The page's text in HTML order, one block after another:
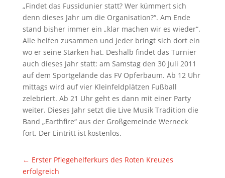
„Findet das Fussidunier statt? Wer kümmert sich
denn dieses Jahr um die Organisation?“. Am Ende
stand bisher immer ein „klar machen wir es wieder“.
Alle helfen zusammen und jeder bringt sich dort ein
wo er seine Stärken hat. Deshalb findet das Turnier
auch dieses Jahr statt: am Samstag den 30 Juli 2011
auf dem Sportgelände das FV Opferbaum. Ab 12 Uhr
mittags wird auf vier Kleinfeldplätzen Fußball
zelebriert. Ab 21 Uhr geht es dann mit einer Party
weiter. Dieses Jahr setzt die Live Musik Tradition die
Band „Earthfire“ aus der Großgemeinde Werneck
fort. Der Eintritt ist kostenlos.
← Erster Pflegehelferkurs des Roten Kreuzes
erfolgreich